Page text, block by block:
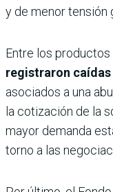
y de menor tensión
Entre los productos
registraron
asociados a una
la cotización de la
mayor demanda
torno a las